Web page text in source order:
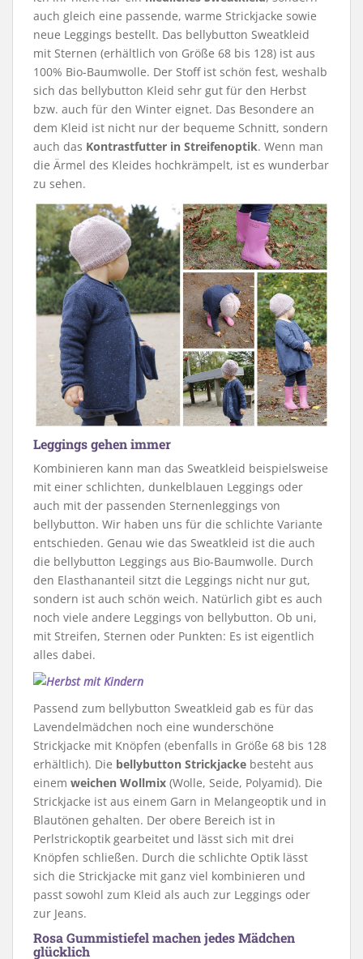
auch gleich eine passende, warme Strickjacke sowie
neue Leggings bestellt. Das bellybutton Sweatkleid
mit Sternen (erhältlich von Größe 68 bis 128) ist aus
100% Bio-Baumwolle. Der Stoff ist schön fest, weshalb
sich das bellybutton Kleid sehr gut für den Herbst
bzw. auch für den Winter eignet. Das Besondere an
dem Kleid ist nicht nur der bequeme Schnitt, sondern
auch das Kontrastfutter in Streifenoptik. Wenn man
die Ärmel des Kleides hochkrämpelt, ist es wunderbar
zu sehen.
Leggings gehen immer
Kombinieren kann man das Sweatkleid beispielsweise
mit einer schlichten, dunkelblauen Leggings oder
auch mit der passenden Sternenleggings von
bellybutton. Wir haben uns für die schlichte Variante
entschieden. Genau wie das Sweatkleid ist die auch
die bellybutton Leggings aus Bio-Baumwolle. Durch
den Elasthananteil sitzt die Leggings nicht nur gut,
sondern ist auch schön weich. Natürlich gibt es auch
noch viele andere Leggings von bellybutton. Ob uni,
mit Streifen, Sternen oder Punkten: Es ist eigentlich
alles dabei.
Passend zum bellybutton Sweatkleid gab es für das
Lavendelmädchen noch eine wunderschöne
Strickjacke mit Knöpfen (ebenfalls in Größe 68 bis 128
erhältlich). Die bellybutton Strickjacke besteht aus
einem weichen Wollmix (Wolle, Seide, Polyamid). Die
Strickjacke ist aus einem Garn in Melangeoptik und in
Blautönen gehalten. Der obere Bereich ist in
Perlstrickoptik gearbeitet und lässt sich mit drei
Knöpfen schließen. Durch die schlichte Optik lässt
sich die Strickjacke mit ganz viel kombinieren und
passt sowohl zum Kleid als auch zur Leggings oder
zur Jeans.
Rosa Gummistiefel machen jedes Mädchen
glücklich